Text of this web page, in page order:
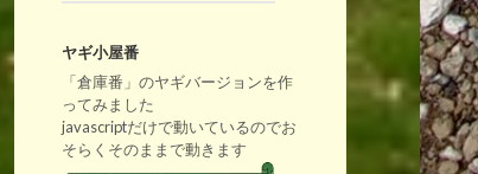
ヤギ小屋番
「倉庫番」のヤギバージョンを作
ってみました
javascriptだけで動いているのでお
そらくそのままで動きます